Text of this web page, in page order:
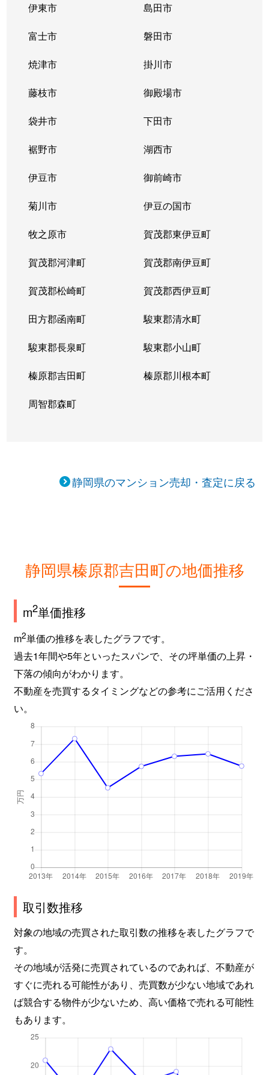
伊東市 島田市
富士市 磐田市
焼津市 掛川市
藤枝市 御殿場市
袋井市 下田市
裾野市 湖西市
伊豆市 御前崎市
菊川市 伊豆の国市
牧之原市 賀茂郡東伊豆町
賀茂郡河津町 賀茂郡南伊豆町
賀茂郡松崎町 賀茂郡西伊豆町
田方郡函南町 駿東郡清水町
駿東郡長泉町 駿東郡小山町
榛原郡吉田町 榛原郡川根本町
周智郡森町
静岡県のマンション売却・査定に戻る
静岡県榛原郡吉田町の地価推移
m2単価推移
m2単価の推移を表したグラフです。
過去1年間や5年といったスパンで、その坪単価の上昇・
下落の傾向がわかります。
不動産を売買するタイミングなどの参考にご活用くださ
い。
取引数推移
対象の地域の売買された取引数の推移を表したグラフで
す。
その地域が活発に売買されているのであれば、不動産が
すぐに売れる可能性があり、売買数が少ない地域であれ
ば競合する物件が少ないため、高い価格で売れる可能性
もあります。